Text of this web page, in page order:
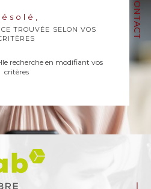
CONTACT
Désolé,
TROUVÉE SELON VOS
recherche en modifiant vos
critères